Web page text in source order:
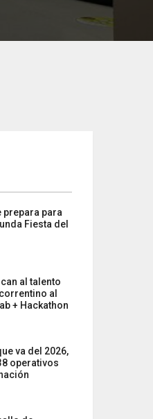
prepara para
Fiesta del
al talento
al
+ Hackathon
va del 2026,
operativos